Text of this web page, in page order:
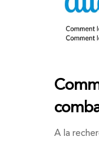
A la